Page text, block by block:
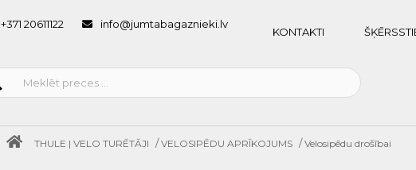
+371 20611122 info@jumtabagaznieki.lv
KONTAKTI
THULE | VELO TURĒTĀJI /VELOSIPĒDU APRĪKOJUMS /Velosipēdu drošībai